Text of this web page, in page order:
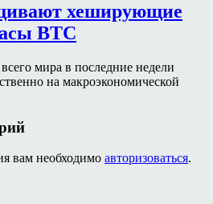
хеширующие
BTC
мира в последние недели
на макроэкономической
вам необходимо авторизоваться.